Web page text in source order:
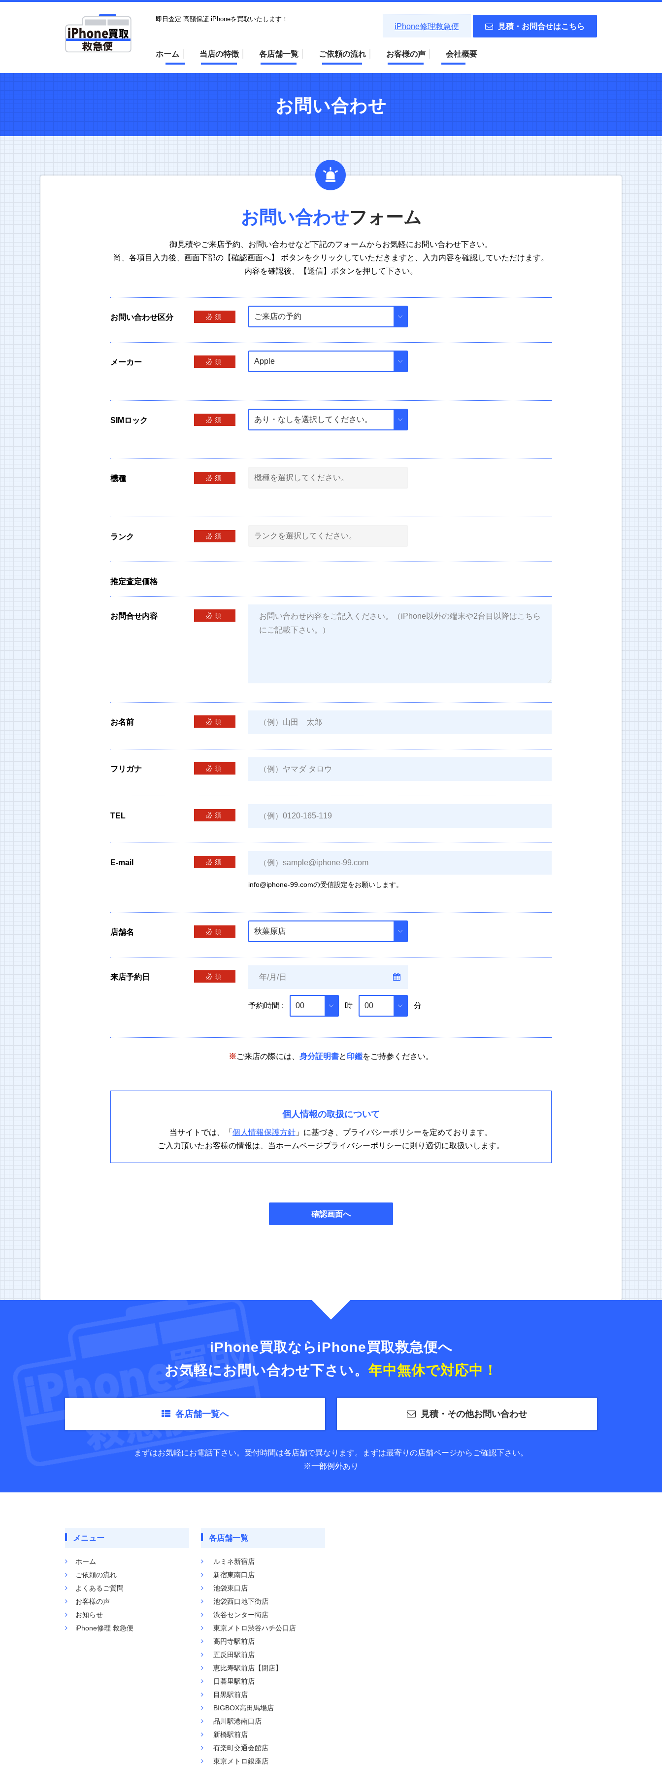
即日査定 高額保証 iPhoneを買取いたします！
iPhone修理救急便 見積・お問合せはこちら
ホーム 当店の特徴 各店舗一覧 ご依頼の流れ お客様の声 会社概要
お問い合わせ
お問い合わせフォーム
御見積やご来店予約、お問い合わせなど下記のフォームからお気軽にお問い合わせ下さい。
尚、各項目入力後、画面下部の【確認画面へ】 ボタンをクリックしていただきますと、入力内容を確認していただけます。
内容を確認後、【送信】ボタンを押して下さい。
お問い合わせ区分 必須
メーカー 必須
SIMロック 必須
機種 必須
ランク 必須
推定査定価格
お問合せ内容 必須
お名前 必須
フリガナ 必須
TEL 必須
E-mail 必須
info@iphone-99.comの受信設定をお願いします。
店舗名 必須
来店予約日 必須
予約時間 : 時 分
※ご来店の際には、 身分証明書と 印鑑をご持参ください。
個人情報の取扱について
当サイトでは、「 個人情報保護方針 」に基づき、プライバシーポリシーを定めております。
ご入力頂いたお客様の情報は、当ホームページプライバシーポリシーに則り適切に取扱いします。
確認画面へ
iPhone買取ならiPhone買取救急便へ
お気軽にお問い合わせ下さい。 年中無休で対応中！
各店舗一覧へ 見積・その他お問い合わせ
まずはお気軽にお電話下さい。 受付時間は各店舗で異なります。
まずは最寄りの店舗ページからご確認下さい。
※一部例外あり
メニュー
ホーム
ご依頼の流れ
よくあるご質問
お客様の声
お知らせ
iPhone修理 救急便
各店舗一覧
ルミネ新宿店
新宿東南口店
池袋東口店
池袋西口地下街店
渋谷センター街店
東京メトロ渋谷ハチ公口店
高円寺駅前店
五反田駅前店
恵比寿駅前店【閉店】
日暮里駅前店
目黒駅前店
BIGBOX高田馬場店
品川駅港南口店
新橋駅前店
有楽町交通会館店
東京メトロ銀座店